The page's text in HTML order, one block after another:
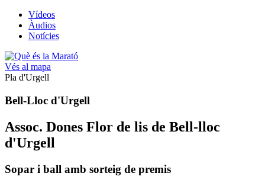
Vídeos
Àudios
Notícies
Vés al mapa
Pla d'Urgell
Bell-Lloc d'Urgell
Assoc. Dones Flor de lis de Bell-lloc
d'Urgell
Sopar i ball amb sorteig de premis